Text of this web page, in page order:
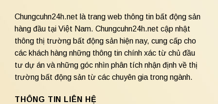
Chungcuhn24h.net là trang web thông tin bất động sản
hàng đầu tại Việt Nam. Chungcuhn24h.net cập nhật
thông thị trường bất động sản hiện nay, cung cấp cho
các khách hàng những thông tin chính xác từ chủ đầu
tư dự án và những góc nhìn phân tích nhận định về thị
trường bất động sản từ các chuyên gia trong ngành.
THÔNG TIN LIÊN HỆ